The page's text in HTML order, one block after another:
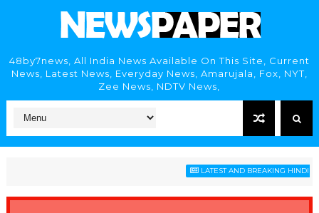
48by7news, All India News Available On This Site, Current
News, Latest News, Everyday News, Amarujala, Fox, NYT,
Zee News, NDTV News,
LATEST AND BREAKING HINDI